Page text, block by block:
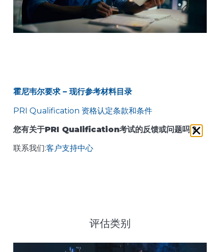
霍尼韦尔要求 – 现行参考材料目录
PRI Qualification 资格认定条款和条件
您有关于PRI Qualification考试的反馈或问题吗？
联系我们:客户支持中心
评估类别